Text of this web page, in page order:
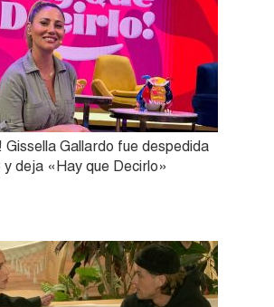
Gissella Gallardo fue despedida
y deja «Hay que Decirlo»